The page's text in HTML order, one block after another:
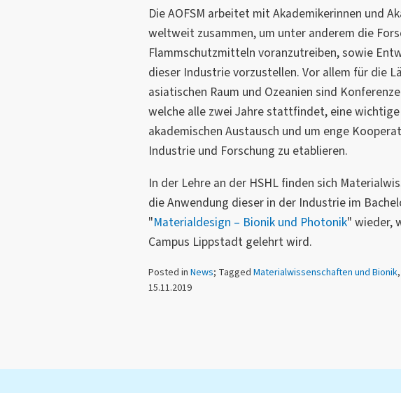
Die AOFSM arbeitet mit Akademikerinnen und
weltweit zusammen, um unter anderem die
Flammschutzmitteln voranzutreiben, sowie
dieser Industrie vorzustellen. Vor allem für die
asiatischen Raum und Ozeanien sind
welche alle zwei Jahre stattfindet, eine
akademischen Austausch und um enge
Industrie und Forschung zu etablieren.
In der Lehre an der HSHL finden sich
die Anwendung dieser in der Industrie im
"Materialdesign – Bionik und Photonik" wieder,
Campus Lippstadt gelehrt wird.
Posted in News; Tagged Materialwissenschaften und Bionik,
15.11.2019